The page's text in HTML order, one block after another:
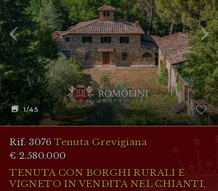
AREA RISERVATA
WISHLIST (0)
1/45
Rif. 3076Tenuta Grevigiana
€ 2.580.000
TENUTA CON BORGHI RURALI E
VIGNETO IN VENDITA NEL CHIANTI,